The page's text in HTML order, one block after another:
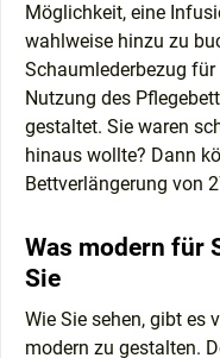
Möglichkeit, eine
wahlweise hinzu zu
Schaumlederbezug
Nutzung des
gestaltet. Sie waren
hinaus wollte? Dann
Bettverlängerung von
Was modern für
Sie
Wie Sie sehen, gibt es
modern zu gestalten.